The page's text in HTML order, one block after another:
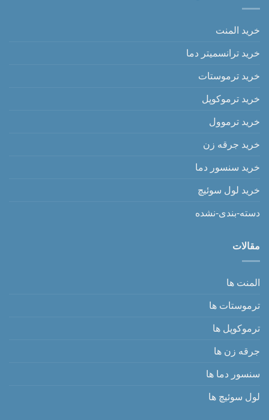
خرید المنت
خرید ترانسمیتر دما
خرید ترموستات
خرید ترموکوپل
خرید ترموول
خرید جرقه زن
خرید سنسور دما
خرید لول سوئیچ
دسته-بندی-نشده
مقالات
المنت ها
ترموستات ها
ترموکوپل ها
جرقه زن ها
سنسور دما ها
لول سوئیچ ها